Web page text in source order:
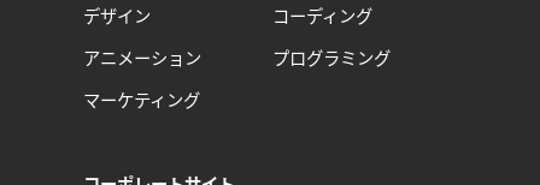
デザイン
コーディング
アニメーション
プログラミング
マーケティング